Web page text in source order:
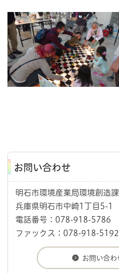
お問い合わせ
明石市環境産業局環境創造課
兵庫県明石市中崎1丁目5-1
電話番号：078-918-5786
ファックス：078-918-5192